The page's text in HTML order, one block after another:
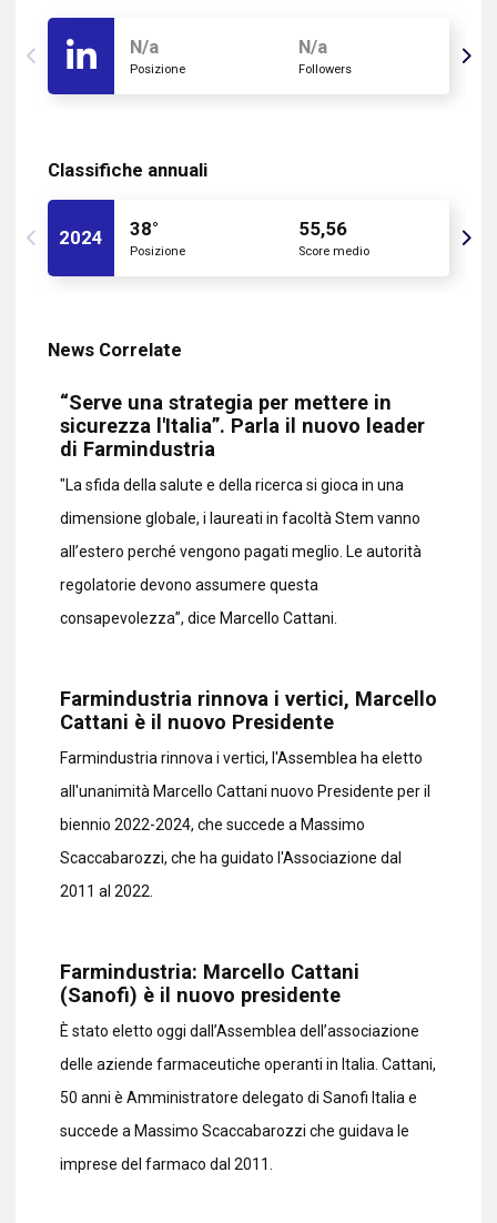
N/a
Posizione
N/a
Followers
Classifiche annuali
2024 38°
Posizione
55,56
Score medio
News Correlate
“Serve una strategia per mettere in
sicurezza l'Italia”. Parla il nuovo leader
di Farmindustria
"La sfida della salute e della ricerca si gioca in una
dimensione globale, i laureati in facoltà Stem vanno
all’estero perché vengono pagati meglio. Le autorità
regolatorie devono assumere questa
consapevolezza”, dice Marcello Cattani.
Farmindustria rinnova i vertici, Marcello
Cattani è il nuovo Presidente
Farmindustria rinnova i vertici, l'Assemblea ha eletto
all'unanimità Marcello Cattani nuovo Presidente per il
biennio 2022-2024, che succede a Massimo
Scaccabarozzi, che ha guidato l'Associazione dal
2011 al 2022.
Farmindustria: Marcello Cattani
(Sanofi) è il nuovo presidente
È stato eletto oggi dall’Assemblea dell’associazione
delle aziende farmaceutiche operanti in Italia. Cattani,
50 anni è Amministratore delegato di Sanofi Italia e
succede a Massimo Scaccabarozzi che guidava le
imprese del farmaco dal 2011.